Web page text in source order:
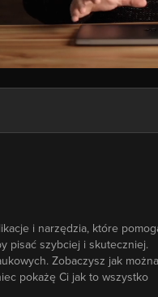
i narzędzia, które
pisać szybciej i skuteczniej.
Zobaczysz jak można
pokażę Ci jak to wszystko